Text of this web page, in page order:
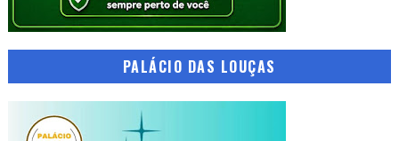
PALÁCIO DAS LOUÇAS